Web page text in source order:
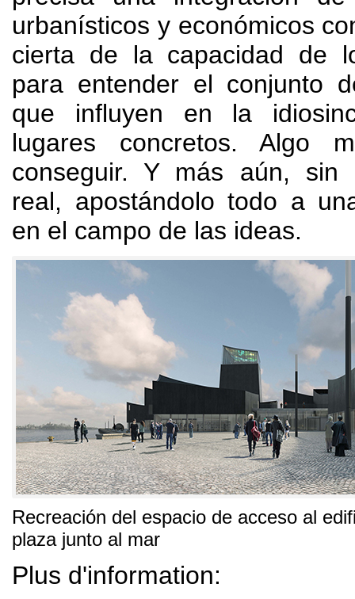
urbanísticos y económicos
cierta de la capacidad de
para entender el conjunto
que influyen en la
lugares concretos.Algo
conseguir. Y más aún, sin
real, apostándolo todo a
en el campo de las ideas.
Recreación del espacio de acceso al
plaza junto al mar
Plus d'information: